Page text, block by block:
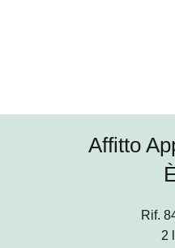
Affitto
Rif.
2